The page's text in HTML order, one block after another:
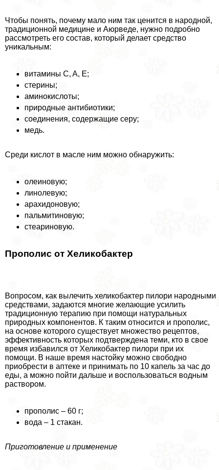
Чтобы понять, почему мало ним так ценится в народной,
традиционной медицине и Аюрведе, нужно подробно
рассмотреть его состав, который делает средство
уникальным:
витамины C, A, E;
стерины;
аминокислоты;
природные антибиотики;
соединения, содержащие серу;
медь.
Среди кислот в масле ним можно обнаружить:
олеиновую;
линолевую;
арахидоновую;
пальмитиновую;
стеариновую.
Прополис от Хеликобактер
Вопросом, как вылечить хеликобактер пилори народными
средствами, задаются многие желающие усилить
традиционную терапию при помощи натуральных
природных компонентов. К таким относится и прополис,
на основе которого существует множество рецептов,
эффективность которых подтверждена теми, кто в свое
время избавился от Хеликобактер пилори при их
помощи. В наше время настойку можно свободно
приобрести в аптеке и принимать по 10 капель за час до
еды, а можно пойти дальше и воспользоваться водным
раствором.
прополис – 60 г;
вода – 1 стакан.
Приготовление и применение